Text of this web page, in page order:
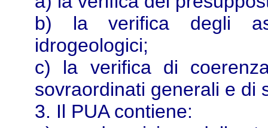
b) la verifica degli
idrogeologici;
c) la verifica di
sovraordinati generali e di
3. Il PUA contiene: